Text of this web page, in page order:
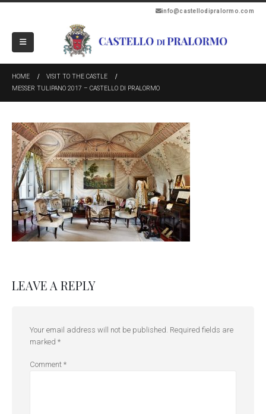
info@castellodipralormo.com
HOME
VISIT TO THE CASTLE
MESSER TULIPANO 2017 – CASTELLO DI PRALORMO
LEAVE A REPLY
Your email address will not be published. Required fields are
marked *
Comment *